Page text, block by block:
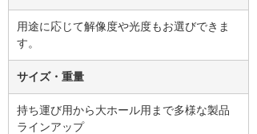
用途に応じて解像度や光度もお選びできま
す。
サイズ・重量
持ち運び用から大ホール用まで多様な製品
ラインアップ